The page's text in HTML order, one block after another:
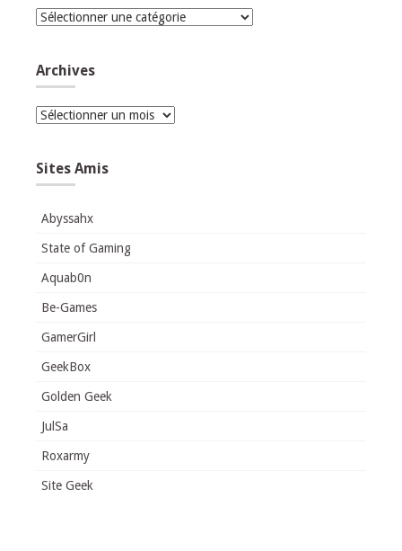
Catégories
Archives
Archives
Sites Amis
Abyssahx
State of Gaming
Aquab0n
Be-Games
GamerGirl
GeekBox
Golden Geek
JulSa
Roxarmy
Site Geek